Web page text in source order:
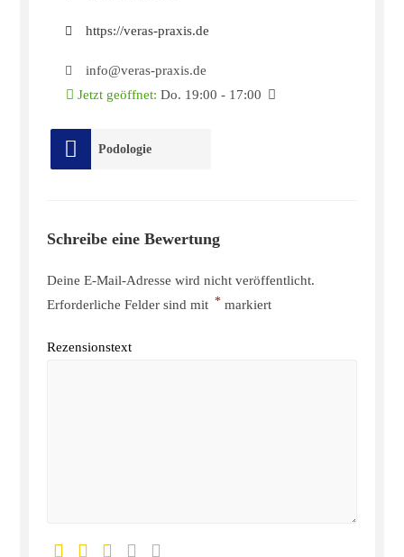
https://veras-praxis.de
info@veras-praxis.de
Jetzt geöffnet: Do. 19:00 - 17:00
Podologie
Schreibe eine Bewertung
Deine E-Mail-Adresse wird nicht veröffentlicht.
Erforderliche Felder sind mit * markiert
Rezensionstext